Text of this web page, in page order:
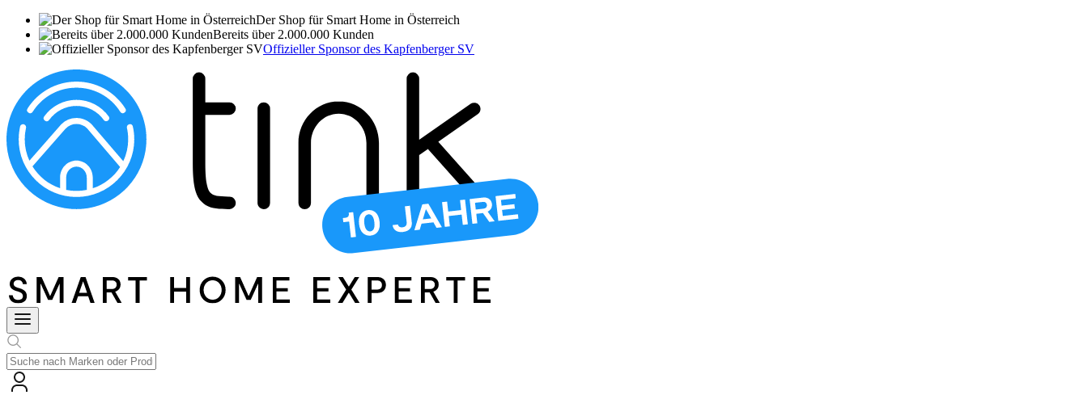
Der Shop für Smart Home in Österreich
Bereits über 2.000.000 Kunden
Offizieller Sponsor des Kapfenberger SV